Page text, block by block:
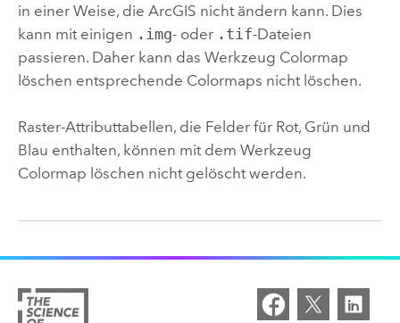
in einer Weise, die ArcGIS nicht ändern kann. Dies
kann mit einigen .img- oder .tif-Dateien
passieren. Daher kann das Werkzeug Colormap
löschen entsprechende Colormaps nicht löschen.
Raster-Attributtabellen, die Felder für Rot, Grün und
Blau enthalten, können mit dem Werkzeug
Colormap löschen nicht gelöscht werden.